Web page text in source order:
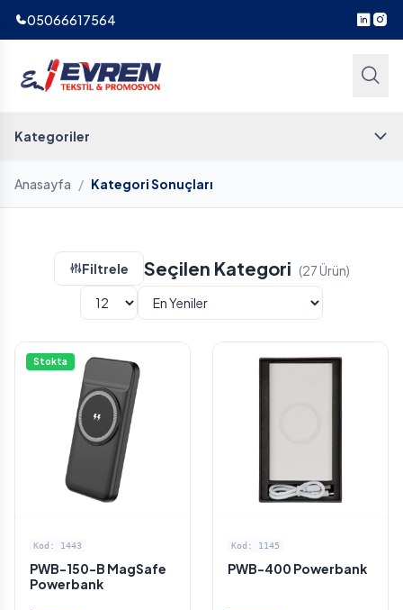
05066617564
Kategoriler
Anasayfa / Kategori Sonuçları
Filtrele Seçilen Kategori (27 Ürün)
Stokta
Kod: 1443
PWB-150-B MagSafe
Powerbank
Kod: 1145
PWB-400 Powerbank